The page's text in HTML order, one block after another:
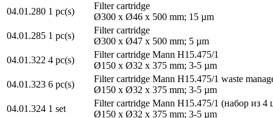
04.01.280 1 pc(s)
Filter cartridge
Ø300 x Ø46 x 500 mm; 15 µm
04.01.285 1 pc(s)
Filter cartridge
Ø300 x Ø47 x 500 mm; 5 µm
04.01.322 4 pc(s)
Filter cartridge Mann H15.475/1
Ø150 x Ø32 x 375 mm; 3-5 µm
04.01.323 6 pc(s)
Filter cartridge Mann H15.475/1 waste
Ø150 x Ø32 x 375 mm; 3-5 µm
04.01.324 1 set
Filter cartridge Mann H15.475/1 (набор из 4
Ø150 x Ø32 x 375 mm; 3-5 µm